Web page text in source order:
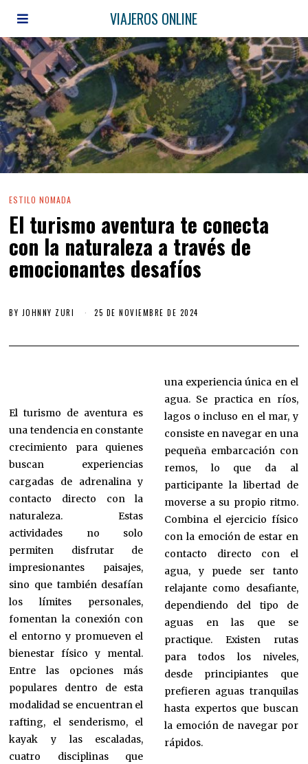
VIAJEROS ONLINE
ESTILO NOMADA
El turismo aventura te conecta
con la naturaleza a través de
emocionantes desafíos
BY JOHNNY ZURI 25 DE NOVIEMBRE DE 2024
El turismo de aventura es
una tendencia en constante
crecimiento para quienes
buscan experiencias
cargadas de adrenalina y
contacto directo con la
naturaleza. Estas
actividades no solo
permiten disfrutar de
impresionantes paisajes,
sino que también desafían
los límites personales,
fomentan la conexión con
el entorno y promueven el
bienestar físico y mental.
Entre las opciones más
populares dentro de esta
modalidad se encuentran el
rafting, el senderismo, el
kayak y las escaladas,
cuatro disciplinas que
una experiencia única en el
agua. Se practica en ríos,
lagos o incluso en el mar, y
consiste en navegar en una
pequeña embarcación con
remos, lo que da al
participante la libertad de
moverse a su propio ritmo.
Combina el ejercicio físico
con la emoción de estar en
contacto directo con el
agua, y puede ser tanto
relajante como desafiante,
dependiendo del tipo de
aguas en las que se
practique. Existen rutas
para todos los niveles,
desde principiantes que
prefieren aguas tranquilas
hasta expertos que buscan
la emoción de navegar por
rápidos.